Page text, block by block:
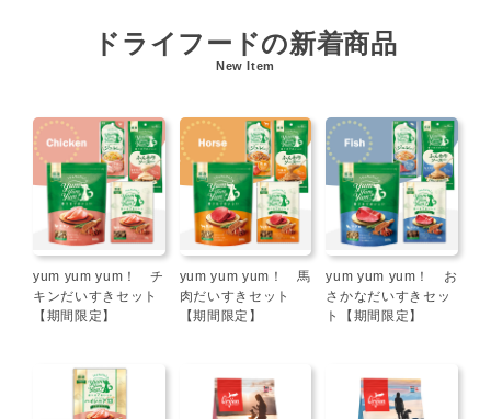
ドライフードの新着商品
New Item
yum yum yum！ チ
キンだいすきセット
【期間限定】
yum yum yum！ 馬
肉だいすきセット
【期間限定】
yum yum yum！ お
さかなだいすきセッ
ト【期間限定】